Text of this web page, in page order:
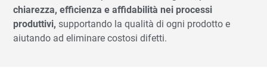
chiarezza, efficienza e affidabilità nei processi
produttivi, supportando la qualità di ogni prodotto e
aiutando ad eliminare costosi difetti.